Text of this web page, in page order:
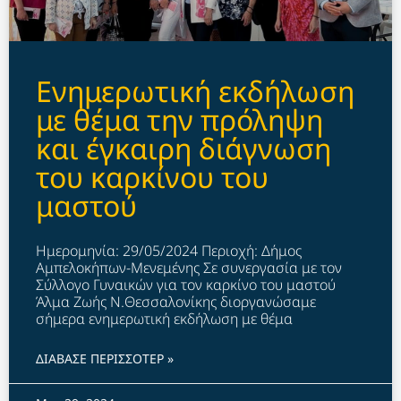
Ενημερωτική εκδήλωση
με θέμα την πρόληψη
και έγκαιρη διάγνωση
του καρκίνου του
μαστού
Ημερομηνία: 29/05/2024 Περιοχή: Δήμος
Αμπελοκήπων-Μενεμένης Σε συνεργασία με τον
Σύλλογο Γυναικών για τον καρκίνο του μαστού
Άλμα Ζωής Ν.Θεσσαλονίκης διοργανώσαμε
σήμερα ενημερωτική εκδήλωση με θέμα
ΔΙΑΒΑΣΕ ΠΕΡΙΣΣΟΤΕΡ »